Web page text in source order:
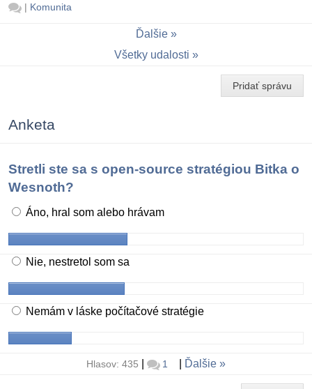
| Komunita
Ďalšie
Všetky udalosti
Pridať správu
Anketa
Stretli ste sa s open-source stratégiou Bitka o
Wesnoth?
Áno, hral som alebo hrávam
Nie, nestretol som sa
Nemám v láske počítačové stratégie
Hlasov: 435 1 Ďalšie